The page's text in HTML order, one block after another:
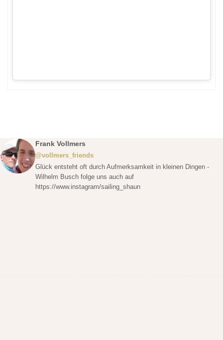
Frank Vollmers
@vollmers_friends
Glück entsteht oft durch Aufmerksamkeit in kleinen Dingen -
Wilhelm Busch folge uns auch auf
https://www.instagram/sailing_shaun